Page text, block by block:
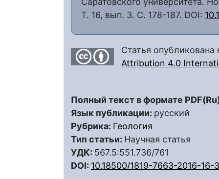
Т. 16, вып. 3. С. 178-187. DOI:
Статья
Attribution 4.0
Полный текст в формате
Язык публикации: русский
Рубрика: Геология
Тип статьи: Научная статья
УДК: 567.5:551.736/761
DOI: 10.18500/1819-7663-2016-16-